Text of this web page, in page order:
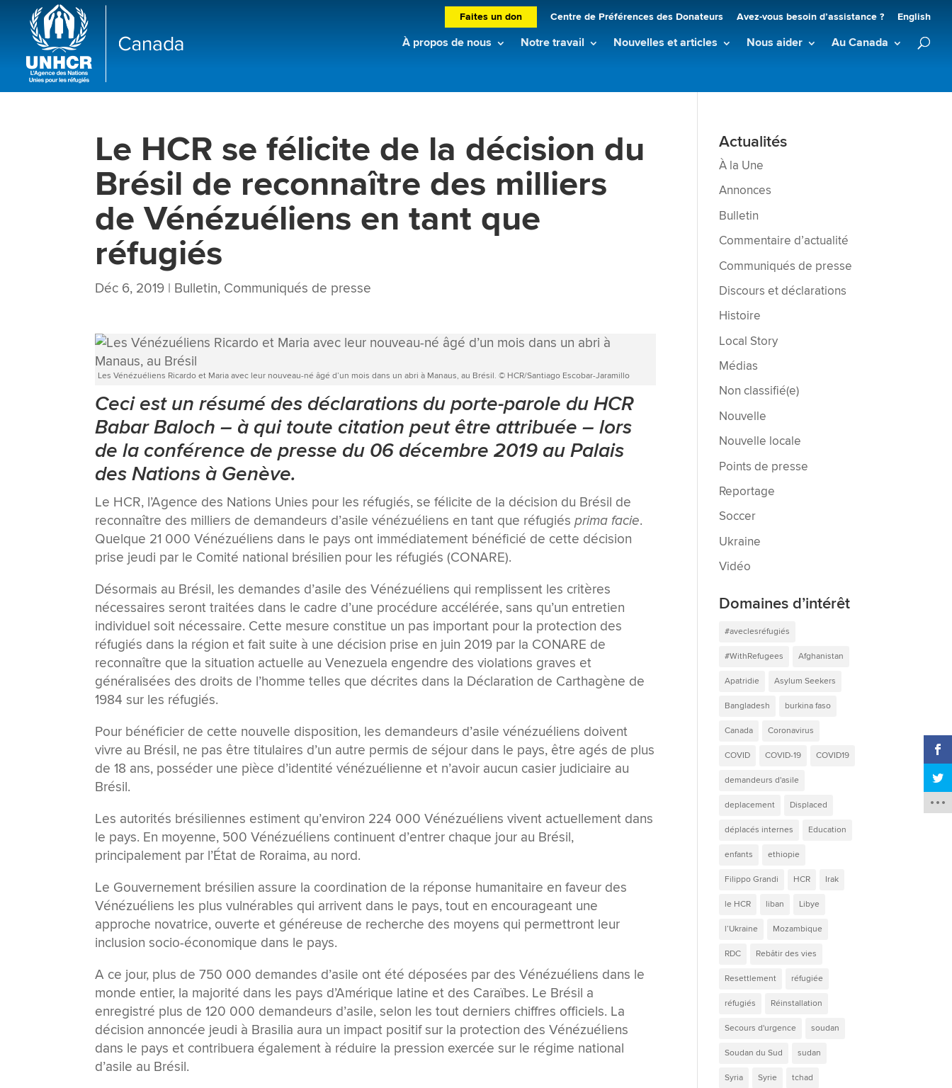
Faites un don Centre de Préférences des Donateurs Avez-vous besoin d’assistance ? English
À propos de nous Notre travail Nouvelles et articles Nous aider Au Canada
Le HCR se félicite de la décision du
Brésil de reconnaître des milliers
de Vénézuéliens en tant que
réfugiés
Déc 6, 2019 | Bulletin, Communiqués de presse
Les Vénézuéliens Ricardo et Maria avec leur nouveau-né âgé d’un mois dans un abri à Manaus, au Brésil. © HCR/Santiago Escobar-Jaramillo
Ceci est un résumé des déclarations du porte-parole du HCR
Babar Baloch – à qui toute citation peut être attribuée – lors
de la conférence de presse du 06 décembre 2019 au Palais
des Nations à Genève.
Le HCR, l’Agence des Nations Unies pour les réfugiés, se félicite de la décision du Brésil de
reconnaître des milliers de demandeurs d’asile vénézuéliens en tant que réfugiésprima facie.
Quelque 21 000 Vénézuéliens dans le pays ont immédiatement bénéficié de cette décision
prise jeudi par le Comité national brésilien pour les réfugiés (CONARE).
Désormais au Brésil, les demandes d’asile des Vénézuéliens qui remplissent les critères
nécessaires seront traitées dans le cadre d’une procédure accélérée, sans qu’un entretien
individuel soit nécessaire. Cette mesure constitue un pas important pour la protection des
réfugiés dans la région et fait suite à une décision prise en juin 2019 par la CONARE de
reconnaître que la situation actuelle au Venezuela engendre des violations graves et
généralisées des droits de l’homme telles que décrites dans la Déclaration de Carthagène de
1984 sur les réfugiés.
Pour bénéficier de cette nouvelle disposition, les demandeurs d’asile vénézuéliens doivent
vivre au Brésil, ne pas être titulaires d’un autre permis de séjour dans le pays, être agés de plus
de 18 ans, posséder une pièce d’identité vénézuélienne et n’avoir aucun casier judiciaire au
Brésil.
Les autorités brésiliennes estiment qu’environ 224 000 Vénézuéliens vivent actuellement dans
le pays. En moyenne, 500 Vénézuéliens continuent d’entrer chaque jour au Brésil,
principalement par l’État de Roraima, au nord.
Le Gouvernement brésilien assure la coordination de la réponse humanitaire en faveur des
Vénézuéliens les plus vulnérables qui arrivent dans le pays, tout en encourageant une
approche novatrice, ouverte et généreuse de recherche des moyens qui permettront leur
inclusion socio-économique dans le pays.
A ce jour, plus de 750 000 demandes d’asile ont été déposées par des Vénézuéliens dans le
monde entier, la majorité dans les pays d’Amérique latine et des Caraïbes. Le Brésil a
enregistré plus de 120 000 demandeurs d’asile, selon les tout derniers chiffres officiels. La
décision annoncée jeudi à Brasilia aura un impact positif sur la protection des Vénézuéliens
dans le pays et contribuera également à réduire la pression exercée sur le régime national
d’asile au Brésil.
Actualités
À la Une
Annonces
Bulletin
Commentaire d’actualité
Communiqués de presse
Discours et déclarations
Histoire
Local Story
Médias
Non classifié(e)
Nouvelle
Nouvelle locale
Points de presse
Reportage
Soccer
Ukraine
Vidéo
Domaines d’intérêt
#aveclesréfugiés
#WithRefugees Afghanistan
Apatridie Asylum Seekers
Bangladesh burkina faso
Canada Coronavirus
COVID COVID-19 COVID19
demandeurs d'asile
deplacement Displaced
déplacés internes Education
enfants ethiopie
Filippo Grandi HCR Irak
le HCR liban Libye
l’Ukraine Mozambique
RDC Rebâtir des vies
Resettlement réfugiée
réfugiés Réinstallation
Secours d'urgence soudan
Soudan du Sud sudan
Syria Syrie tchad